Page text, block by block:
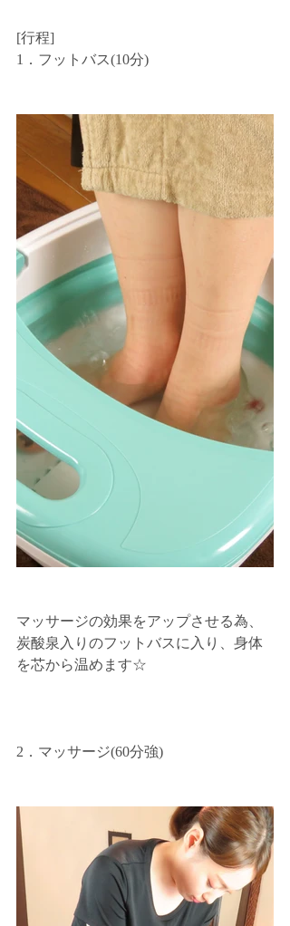
[行程]
1．フットバス(10分)
マッサージの効果をアップさせる為、
炭酸泉入りのフットバスに入り、身体
を芯から温めます☆
2．マッサージ(60分強)